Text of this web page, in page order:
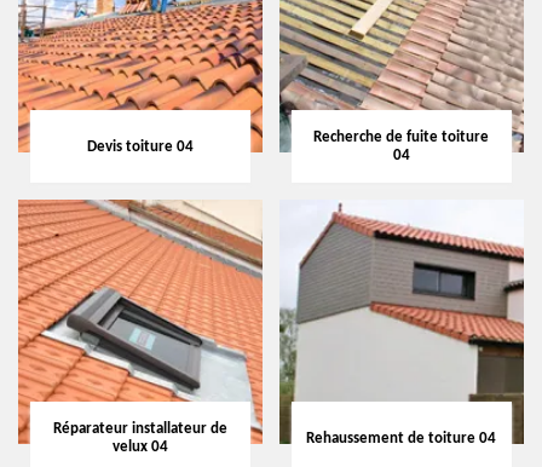
Devis toiture 04
Recherche de fuite toiture
04
Réparateur installateur de
velux 04
Rehaussement de toiture 04